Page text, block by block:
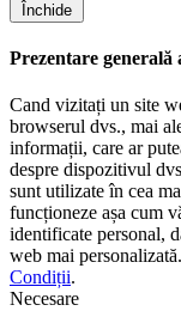
Închide
Prezentare
Cand vizitați un site
browserul dvs., mai
informații, care ar
despre dispozitivul
sunt utilizate în cea
funcționeze așa cum
identificate personal,
web mai
Condiții.
Necesare